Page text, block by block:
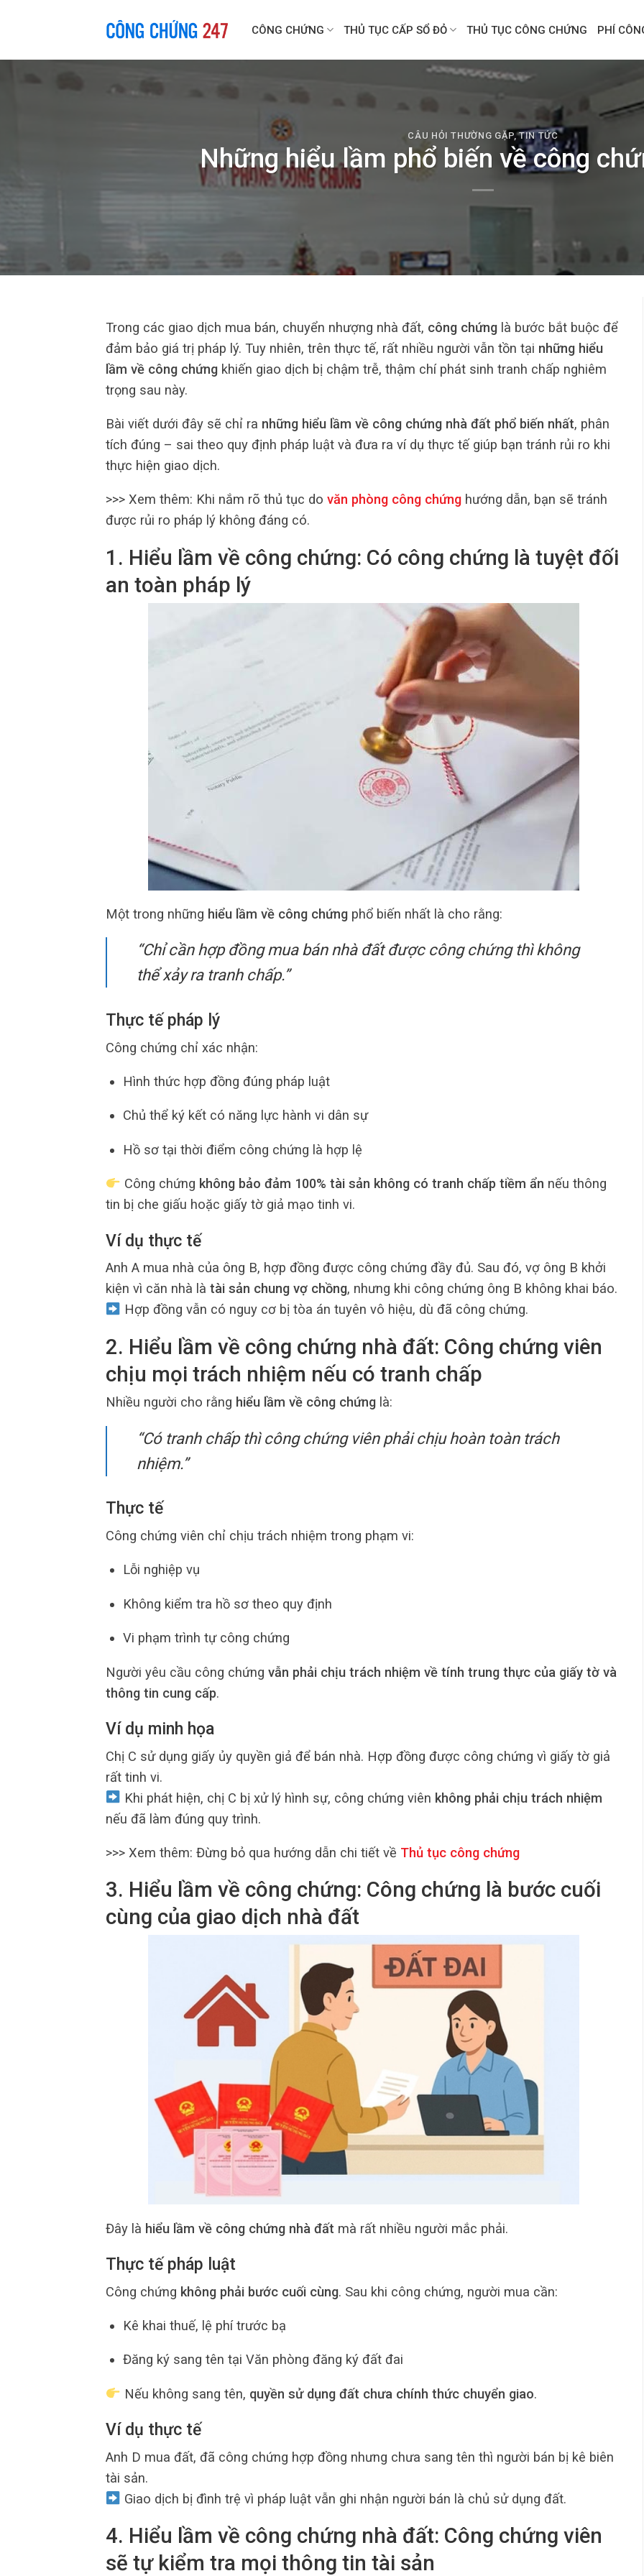
CÔNG CHỨNG THỦ TỤC CẤP SỔ ĐỎ THỦ TỤC CÔNG CHỨNG PHÍ
CÂU HỎI THƯỜNG GẶP,TIN TỨC
Những hiểu lầm phổ biến về công
Trong các giao dịch mua bán, chuyển nhượng nhà đất, công chứng là bước bắt buộc để
đảm bảo giá trị pháp lý. Tuy nhiên, trên thực tế, rất nhiều người vẫn tồn tại những hiểu
lầm về công chứng khiến giao dịch bị chậm trễ, thậm chí phát sinh tranh chấp nghiêm
trọng sau này.
Bài viết dưới đây sẽ chỉ ra những hiểu lầm về công chứng nhà đất phổ biến nhất, phân
tích đúng – sai theo quy định pháp luật và đưa ra ví dụ thực tế giúp bạn tránh rủi ro khi
thực hiện giao dịch.
>>> Xem thêm: Khi nắm rõ thủ tục do văn phòng công chứng hướng dẫn, bạn sẽ tránh
được rủi ro pháp lý không đáng có.
1. Hiểu lầm về công chứng: Có công chứng là tuyệt đối
an toàn pháp lý
Một trong những hiểu lầm về công chứng phổ biến nhất là cho rằng:
“Chỉ cần hợp đồng mua bán nhà đất được công chứng thì không
thể xảy ra tranh chấp.”
Thực tế pháp lý
Công chứng chỉ xác nhận:
Hình thức hợp đồng đúng pháp luật
Chủ thể ký kết có năng lực hành vi dân sự
Hồ sơ tại thời điểm công chứng là hợp lệ
Công chứng không bảo đảm 100% tài sản không có tranh chấp tiềm ẩn nếu thông
tin bị che giấu hoặc giấy tờ giả mạo tinh vi.
Ví dụ thực tế
Anh A mua nhà của ông B, hợp đồng được công chứng đầy đủ. Sau đó, vợ ông B khởi
kiện vì căn nhà là tài sản chung vợ chồng, nhưng khi công chứng ông B không khai báo.
Hợp đồng vẫn có nguy cơ bị tòa án tuyên vô hiệu, dù đã công chứng.
2. Hiểu lầm về công chứng nhà đất: Công chứng viên
chịu mọi trách nhiệm nếu có tranh chấp
Nhiều người cho rằng hiểu lầm về công chứng là:
“Có tranh chấp thì công chứng viên phải chịu hoàn toàn trách
nhiệm.”
Thực tế
Công chứng viên chỉ chịu trách nhiệm trong phạm vi:
Lỗi nghiệp vụ
Không kiểm tra hồ sơ theo quy định
Vi phạm trình tự công chứng
Người yêu cầu công chứng vẫn phải chịu trách nhiệm về tính trung thực của giấy tờ và
thông tin cung cấp.
Ví dụ minh họa
Chị C sử dụng giấy ủy quyền giả để bán nhà. Hợp đồng được công chứng vì giấy tờ giả
rất tinh vi.
Khi phát hiện, chị C bị xử lý hình sự, công chứng viên không phải chịu trách nhiệm
nếu đã làm đúng quy trình.
>>> Xem thêm: Đừng bỏ qua hướng dẫn chi tiết về Thủ tục công chứng
3. Hiểu lầm về công chứng: Công chứng là bước cuối
cùng của giao dịch nhà đất
Đây là hiểu lầm về công chứng nhà đất mà rất nhiều người mắc phải.
Thực tế pháp luật
Công chứng không phải bước cuối cùng. Sau khi công chứng, người mua cần:
Kê khai thuế, lệ phí trước bạ
Đăng ký sang tên tại Văn phòng đăng ký đất đai
Nếu không sang tên, quyền sử dụng đất chưa chính thức chuyển giao.
Ví dụ thực tế
Anh D mua đất, đã công chứng hợp đồng nhưng chưa sang tên thì người bán bị kê biên
tài sản.
Giao dịch bị đình trệ vì pháp luật vẫn ghi nhận người bán là chủ sử dụng đất.
4. Hiểu lầm về công chứng nhà đất: Công chứng viên
sẽ tự kiểm tra mọi thông tin tài sản